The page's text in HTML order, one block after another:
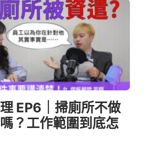
EP6｜掃廁所不做
？工作範圍到底怎